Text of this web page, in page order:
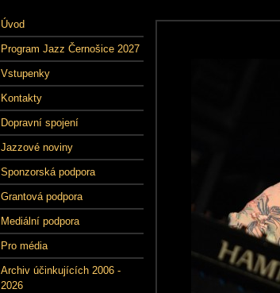
Úvod
Program Jazz Černošice 2027
Vstupenky
Kontakty
Dopravní spojení
Jazzové noviny
Sponzorská podpora
Grantová podpora
Mediální podpora
Pro média
Archiv účinkujících 2006 -
2026